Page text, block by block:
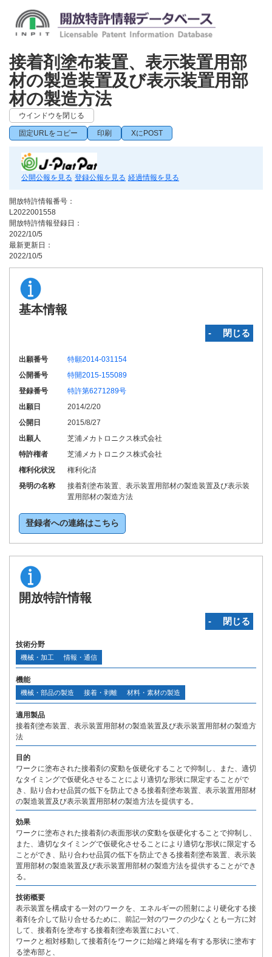
接着剤塗布装置、表示装置用部
材の製造装置及び表示装置用部
材の製造方法
ウインドウを閉じる
固定URLをコピー 印刷 XにPOST
公開公報を見る 登録公報を見る 経過情報を見る
開放特許情報番号：
L2022001558
開放特許情報登録日：
2022/10/5
最新更新日：
2022/10/5
基本情報
‐ 閉じる
出願番号
特願2014-031154
公開番号
特開2015-155089
登録番号
特許第6271289号
出願日
2014/2/20
公開日
2015/8/27
出願人
芝浦メカトロニクス株式会社
特許権者
芝浦メカトロニクス株式会社
権利化状況
権利化済
発明の名称
接着剤塗布装置、表示装置用部材の製造装置及び表示装
置用部材の製造方法
登録者への連絡はこちら
開放特許情報
‐ 閉じる
技術分野
機械・加工 情報・通信
機能
機械・部品の製造 接着・剥離 材料・素材の製造
適用製品
接着剤塗布装置、表示装置用部材の製造装置及び表示装置用部材の製造方
法
目的
ワークに塗布された接着剤の変動を仮硬化することで抑制し、また、適切
なタイミングで仮硬化させることにより適切な形状に限定することがで
き、貼り合わせ品質の低下を防止できる接着剤塗布装置、表示装置用部材
の製造装置及び表示装置用部材の製造方法を提供する。
効果
ワークに塗布された接着剤の表面形状の変動を仮硬化することで抑制し、
また、適切なタイミングで仮硬化させることにより適切な形状に限定する
ことができ、貼り合わせ品質の低下を防止できる接着剤塗布装置、表示装
置用部材の製造装置及び表示装置用部材の製造方法を提供することができ
る。
技術概要
表示装置を構成する一対のワークを、エネルギーの照射により硬化する接
着剤を介して貼り合せるために、前記一対のワークの少なくとも一方に対
して、接着剤を塗布する接着剤塗布装置において、
ワークと相対移動して接着剤をワークに始端と終端を有する形状に塗布す
る塗布部と、